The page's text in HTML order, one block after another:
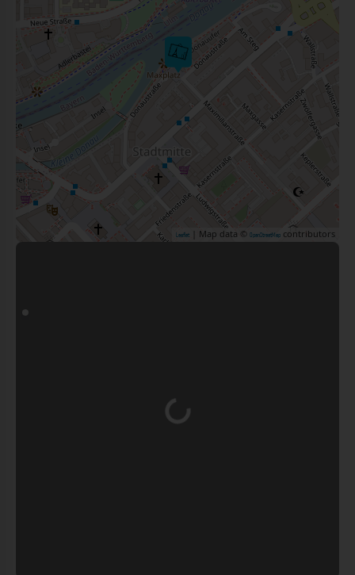
Leaflet | Map data © OpenStreetMap contributors
Wird geladen …